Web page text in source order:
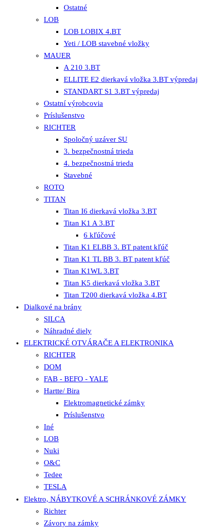
Ostatné
LOB
LOB LOBIX 4.BT
Yeti / LOB stavebné vložky
MAUER
A 210 3.BT
ELLITE E2 dierkavá vložka 3.BT výpredaj
STANDART S1 3.BT výpredaj
Ostatní výrobcovia
Príslušenstvo
RICHTER
Spoločný uzáver SU
3. bezpečnostná trieda
4. bezpečnostná trieda
Stavebné
ROTO
TITAN
Titan I6 dierkavá vložka 3.BT
Titan K1 A 3.BT
6 kľúčové
Titan K1 ELBB 3. BT patent kľúč
Titan K1 TL BB 3. BT patent kľúč
Titan K1WL 3.BT
Titan K5 dierkavá vložka 3.BT
Titan T200 dierkavá vložka 4.BT
Dialkové na brány
SILCA
Náhradné diely
ELEKTRICKÉ OTVÁRAČE A ELEKTRONIKA
RICHTER
DOM
FAB - BEFO - YALE
Hartte/ Bira
Elektromagnetické zámky
Príslušenstvo
Iné
LOB
Nuki
O&C
Tedee
TESLA
Elektro, NÁBYTKOVÉ A SCHRÁNKOVÉ ZÁMKY
Richter
Závory na zámky